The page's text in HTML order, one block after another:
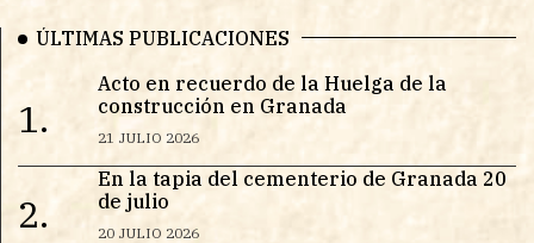
ÚLTIMAS PUBLICACIONES
1.
Acto en recuerdo de la Huelga de la
construcción en Granada
21 JULIO 2026
2.
En la tapia del cementerio de Granada 20
de julio
20 JULIO 2026